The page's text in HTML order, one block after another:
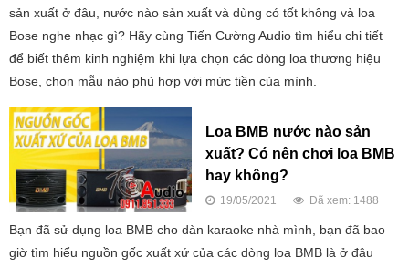
sản xuất ở đâu, nước nào sản xuất và dùng có tốt không và loa
Bose nghe nhạc gì? Hãy cùng Tiến Cường Audio tìm hiểu chi tiết
để biết thêm kinh nghiệm khi lựa chọn các dòng loa thương hiệu
Bose, chọn mẫu nào phù hợp với mức tiền của mình.
Loa BMB nước nào sản
xuất? Có nên chơi loa BMB
hay không?
19/05/2021 Đã xem: 1488
Bạn đã sử dụng loa BMB cho dàn karaoke nhà mình, bạn đã bao
giờ tìm hiểu nguồn gốc xuất xứ của các dòng loa BMB là ở đâu